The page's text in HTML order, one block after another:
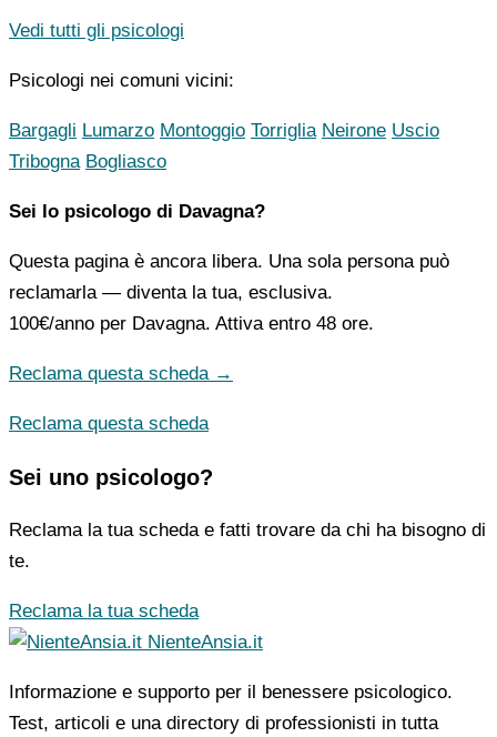
Vedi tutti gli psicologi
Psicologi nei comuni vicini:
Bargagli Lumarzo Montoggio Torriglia Neirone Uscio
Tribogna Bogliasco
Sei lo psicologo di Davagna?
Questa pagina è ancora libera. Una sola persona può
reclamarla — diventa la tua, esclusiva.
100€/anno per Davagna. Attiva entro 48 ore.
Reclama questa scheda →
Reclama questa scheda
Sei uno psicologo?
Reclama la tua scheda e fatti trovare da chi ha bisogno di
te.
Reclama la tua scheda
NienteAnsia.it
Informazione e supporto per il benessere psicologico.
Test, articoli e una directory di professionisti in tutta